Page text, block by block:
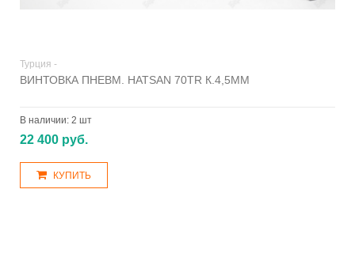
Турция -
ВИНТОВКА ПНЕВМ. HATSAN 70TR К.4,5ММ
В наличии: 2 шт
22 400 руб.
КУПИТЬ